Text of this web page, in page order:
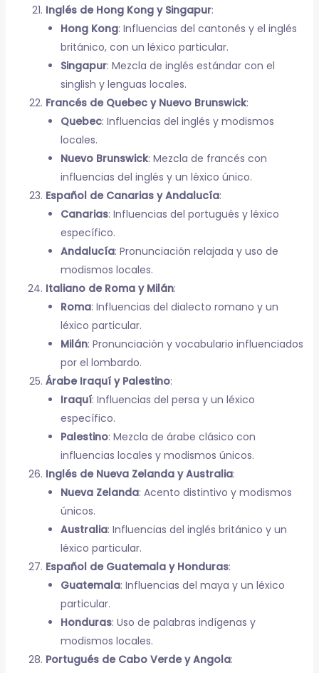
Inglés de Hong Kong y Singapur:
Hong Kong: Influencias del cantonés y el inglés
británico, con un léxico particular.
Singapur: Mezcla de inglés estándar con el
singlish y lenguas locales.
Francés de Quebec y Nuevo Brunswick:
Quebec: Influencias del inglés y modismos
locales.
Nuevo Brunswick: Mezcla de francés con
influencias del inglés y un léxico único.
Español de Canarias y Andalucía:
Canarias: Influencias del portugués y léxico
específico.
Andalucía: Pronunciación relajada y uso de
modismos locales.
Italiano de Roma y Milán:
Roma: Influencias del dialecto romano y un
léxico particular.
Milán: Pronunciación y vocabulario influenciados
por el lombardo.
Árabe Iraquí y Palestino:
Iraquí: Influencias del persa y un léxico
específico.
Palestino: Mezcla de árabe clásico con
influencias locales y modismos únicos.
Inglés de Nueva Zelanda y Australia:
Nueva Zelanda: Acento distintivo y modismos
únicos.
Australia: Influencias del inglés británico y un
léxico particular.
Español de Guatemala y Honduras:
Guatemala: Influencias del maya y un léxico
particular.
Honduras: Uso de palabras indígenas y
modismos locales.
Portugués de Cabo Verde y Angola: